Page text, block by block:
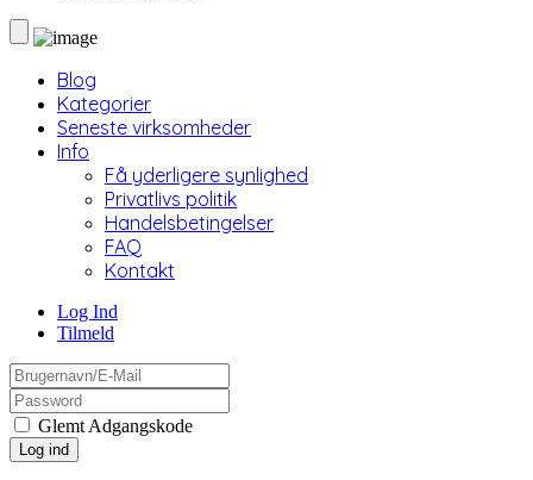
Blog
Kategorier
Seneste virksomheder
Info
Få yderligere synlighed
Privatlivs politik
Handelsbetingelser
FAQ
Kontakt
Log Ind
Tilmeld
Glemt Adgangskode